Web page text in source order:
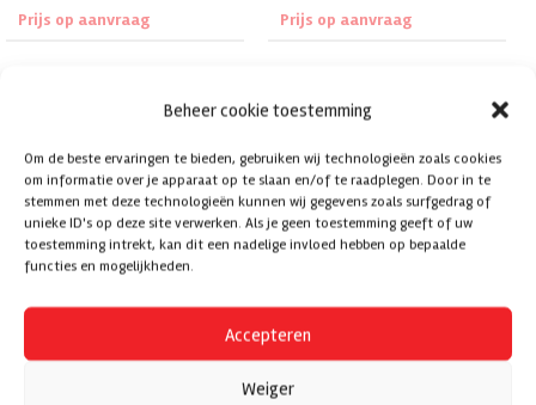
Beheer cookie toestemming
Om de beste ervaringen te bieden, gebruiken wij technologieën zoals cookies
om informatie over je apparaat op te slaan en/of te raadplegen. Door in te
stemmen met deze technologieën kunnen wij gegevens zoals surfgedrag of
unieke ID's op deze site verwerken. Als je geen toestemming geeft of uw
toestemming intrekt, kan dit een nadelige invloed hebben op bepaalde
functies en mogelijkheden.
Accepteren
Weiger
Prijs op aanvraag Prijs op aanvraag
voor Duplo Docucutters DC-618 &
Multifinisher met vouw-unit TCF375
XPRO